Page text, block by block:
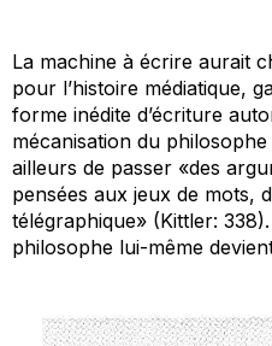
La machine à écrire aurait
pour l’histoire médiatique,
forme inédite d’écriture
mécanisation du
ailleurs de passer «des
pensées aux jeux de mots,
télégraphique» (Kittler:
philosophe lui-même